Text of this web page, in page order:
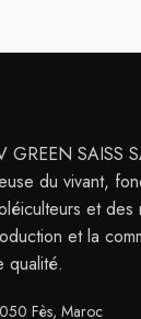
GREEN SAISS
du vivant,
et des
et la
qualité.
Fès, Maroc